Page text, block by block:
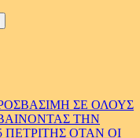
ΣΕ ΟΛΟΥΣ
ΤΗΝ
ΠΕΤΡΙΤΗΣ ΟΤΑΝ ΟΙ